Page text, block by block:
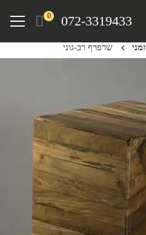
072-3319433
0
Menu
זמני שרפרף רב-גוני